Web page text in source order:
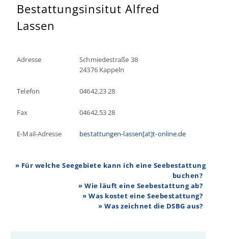
Bestattungsinsitut Alfred
Lassen
Adresse
Schmiedestraße 38
24376 Kappeln
Telefon 04642.23 28
Fax 04642.53 28
E-Mail-Adresse bestattungen-lassen[at]t-online.de
» Für welche Seegebiete kann ich eine Seebestattung
buchen?
» Wie läuft eine Seebestattung ab?
» Was kostet eine Seebestattung?
» Was zeichnet die DSBG aus?